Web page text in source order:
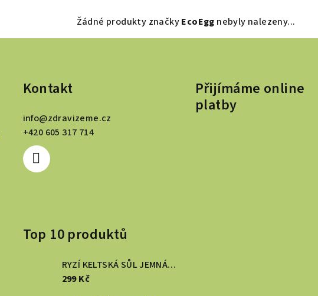
Žádné produkty značkyEcoEgg nebyly nalezeny...
Kontakt
info@zdravizeme.cz
+420 605 317 714
Přijímáme online
platby
Top 10 produktů
RYZÍ KELTSKÁ SŮL JEMNÁ 1 kg
299 Kč